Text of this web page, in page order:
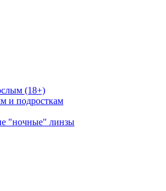
(18+)
и подросткам
"ночные" линзы